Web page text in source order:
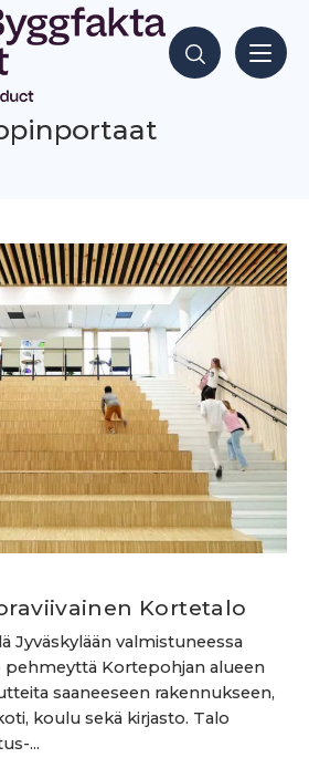
Hae sisältöjä
Kortetalo
Jyväskylään valmistuneessa
pehmeyttä Kortepohjan alueen
saaneeseen rakennukseen,
koulu sekä kirjasto. Talo
...